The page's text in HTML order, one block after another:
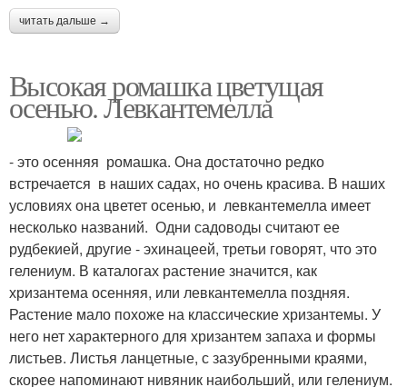
читать дальше →
Высокая ромашка цветущая
осенью. Левкантемелла
- это осенняя ромашка. Она достаточно редко
встречается в наших садах, но очень красива. В наших
условиях она цветет осенью, и левкантемелла имеет
несколько названий. Одни садоводы считают ее
рудбекией, другие - эхинацеей, третьи говорят, что это
гелениум. В каталогах растение значится, как
хризантема осенняя, или левкантемелла поздняя.
Растение мало похоже на классические хризантемы. У
него нет характерного для хризантем запаха и формы
листьев. Листья ланцетные, с зазубренными краями,
скорее напоминают нивяник наибольший, или гелениум.